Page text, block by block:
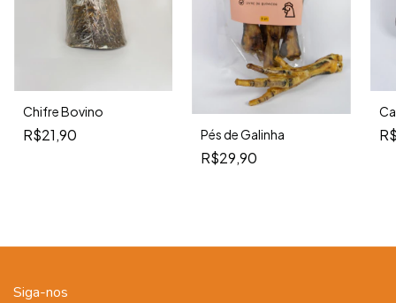
Chifre Bovino
R$21,90 Pés de Galinha
R$29,90
Siga-nos